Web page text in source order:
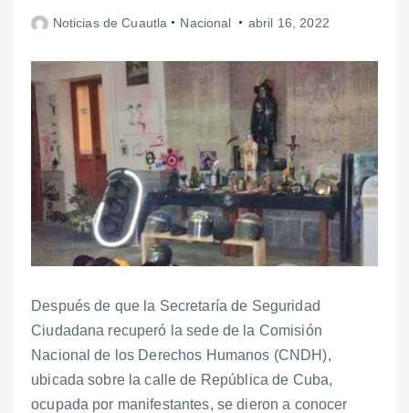
Noticias de Cuautla Nacional abril 16, 2022
Después de que la Secretaría de Seguridad
Ciudadana recuperó la sede de la Comisión
Nacional de los Derechos Humanos (CNDH),
ubicada sobre la calle de República de Cuba,
ocupada por manifestantes, se dieron a conocer